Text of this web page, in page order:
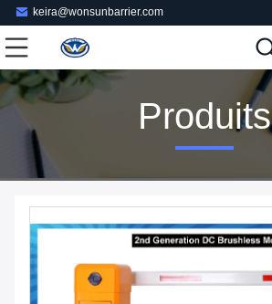
keira@wonsunbarrier.com
Produits